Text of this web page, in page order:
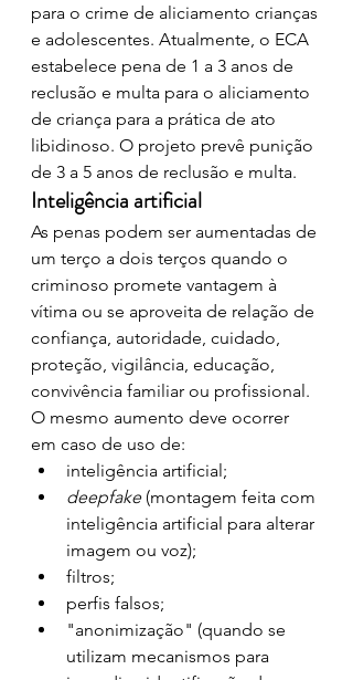
para o crime de aliciamento crianças
e adolescentes. Atualmente, o ECA
estabelece pena de 1 a 3 anos de
reclusão e multa para o aliciamento
de criança para a prática de ato
libidinoso. O projeto prevê punição
de 3 a 5 anos de reclusão e multa.
Inteligência artificial
As penas podem ser aumentadas de
um terço a dois terços quando o
criminoso promete vantagem à
vítima ou se aproveita de relação de
confiança, autoridade, cuidado,
proteção, vigilância, educação,
convivência familiar ou profissional.
O mesmo aumento deve ocorrer
em caso de uso de:
inteligência artificial;
deepfake (montagem feita com
inteligência artificial para alterar
imagem ou voz);
filtros;
perfis falsos;
"anonimização" (quando se
utilizam mecanismos para